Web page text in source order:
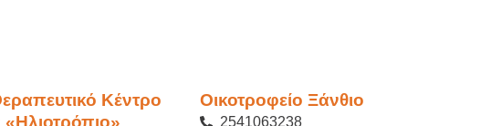
Κέντρο
Οικοτροφείο Ξάνθιο
2541063238